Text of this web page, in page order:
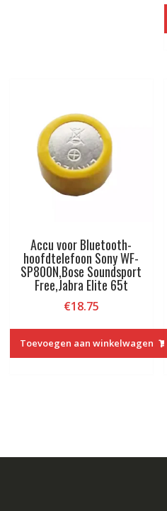
Accu voor Bluetooth-
hoofdtelefoon Sony WF-
SP800N,Bose Soundsport
Free,Jabra Elite 65t
€18.75
Toevoegen aan winkelwagen